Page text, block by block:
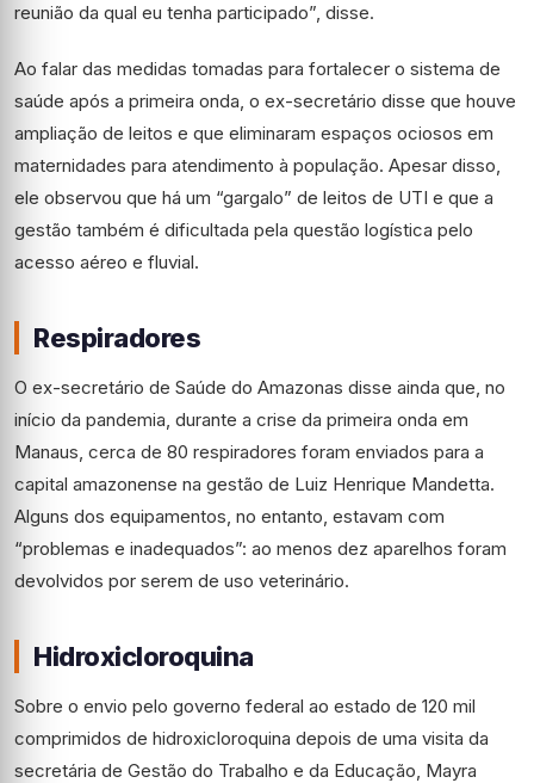
reunião da qual eu tenha participado”, disse.
Ao falar das medidas tomadas para fortalecer o sistema de
saúde após a primeira onda, o ex-secretário disse que houve
ampliação de leitos e que eliminaram espaços ociosos em
maternidades para atendimento à população. Apesar disso,
ele observou que há um “gargalo” de leitos de UTI e que a
gestão também é dificultada pela questão logística pelo
acesso aéreo e fluvial.
Respiradores
O ex-secretário de Saúde do Amazonas disse ainda que, no
início da pandemia, durante a crise da primeira onda em
Manaus, cerca de 80 respiradores foram enviados para a
capital amazonense na gestão de Luiz Henrique Mandetta.
Alguns dos equipamentos, no entanto, estavam com
“problemas e inadequados”: ao menos dez aparelhos foram
devolvidos por serem de uso veterinário.
Hidroxicloroquina
Sobre o envio pelo governo federal ao estado de 120 mil
comprimidos de hidroxicloroquina depois de uma visita da
secretária de Gestão do Trabalho e da Educação, Mayra